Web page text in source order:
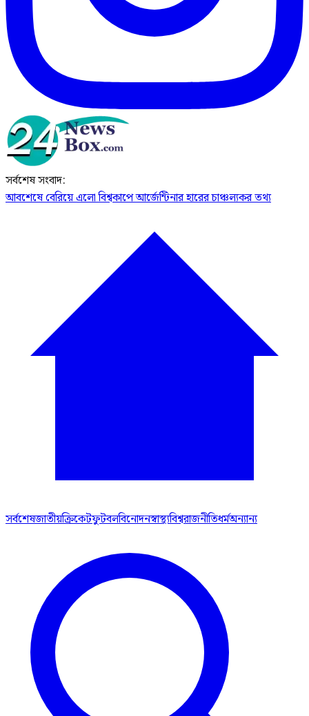
সর্বশেষ সংবাদ:
আবশেষে বেরিয়ে এলো বিশ্বকাপে আর্জেন্টিনার হারের চাঞ্চল্যকর তথ্য
সর্বশেষজাতীয়ক্রিকেটফুটবলবিনোদনস্বাস্থ্যবিশ্বরাজনীতিধর্মঅন্যান্য